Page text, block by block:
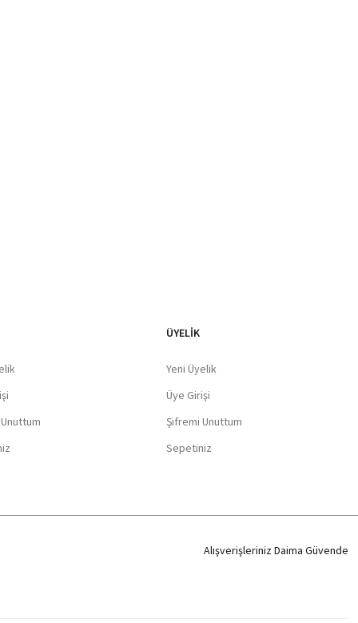
ÜYELİK
Yeni Üyelik
Üye Girişi
Şifremi Unuttum
Sepetiniz
Alışverişleriniz Daima Güvende